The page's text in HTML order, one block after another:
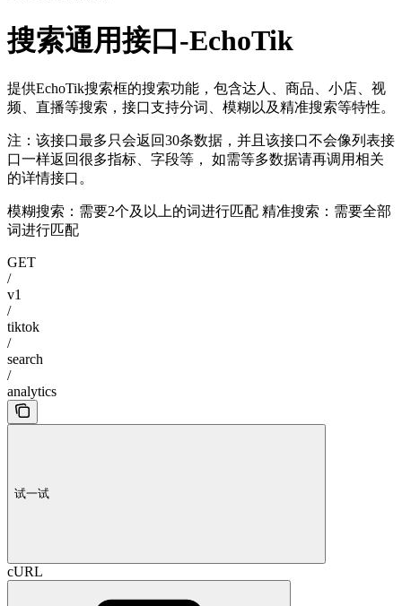
搜索通用接口-EchoTik
提供EchoTik搜索框的搜索功能，包含达人、商品、小店、视
频、直播等搜索，接口支持分词、模糊以及精准搜索等特性。
注：该接口最多只会返回30条数据，并且该接口不会像列表接
口一样返回很多指标、字段等， 如需等多数据请再调用相关
的详情接口。
模糊搜索：需要2个及以上的词进行匹配 精准搜索：需要全部
词进行匹配
GET
/
v1
/
tiktok
/
search
/
analytics
试一试
cURL